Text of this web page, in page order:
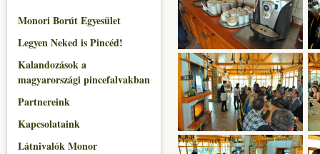
Monori Borút Egyesület
Legyen Neked is Pincéd!
Kalandozások a
magyarországi pincefalvakban
Partnereink
Kapcsolataink
Látnivalók Monor